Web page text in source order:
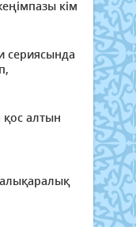
кім
сериясында
алтын